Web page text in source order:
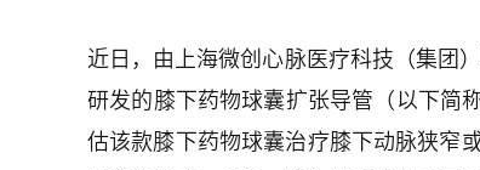
近日，由上海微创心脉医疗科技（集
研发的膝下药物球囊扩张导管（以下简
估该款膝下药物球囊治疗膝下动脉狭窄